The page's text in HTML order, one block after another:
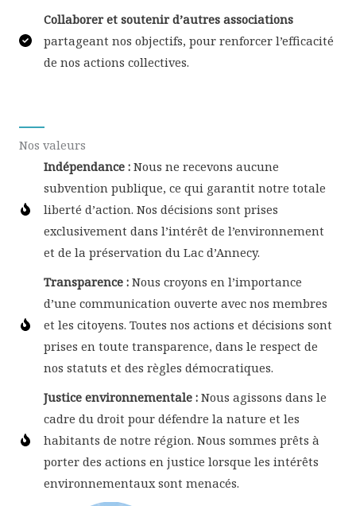
Collaborer et soutenir d’autres associations
partageant nos objectifs, pour renforcer l’efficacité
de nos actions collectives.
Nos valeurs
Indépendance : Nous ne recevons aucune
subvention publique, ce qui garantit notre totale
liberté d’action. Nos décisions sont prises
exclusivement dans l’intérêt de l’environnement
et de la préservation du Lac d’Annecy.
Transparence : Nous croyons en l’importance
d’une communication ouverte avec nos membres
et les citoyens. Toutes nos actions et décisions sont
prises en toute transparence, dans le respect de
nos statuts et des règles démocratiques.
Justice environnementale : Nous agissons dans le
cadre du droit pour défendre la nature et les
habitants de notre région. Nous sommes prêts à
porter des actions en justice lorsque les intérêts
environnementaux sont menacés.